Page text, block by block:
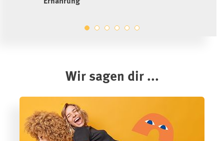
Wir sagen dir ...